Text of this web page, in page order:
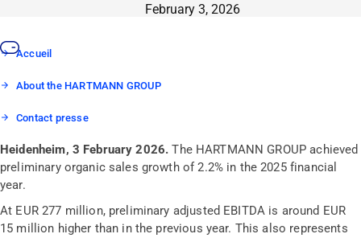
February 3, 2026
Accueil
About the HARTMANN GROUP
Contact presse
Heidenheim, 3 February 2026. The HARTMANN GROUP achieved
preliminary organic sales growth of 2.2% in the 2025 financial
year.
At EUR 277 million, preliminary adjusted EBITDA is around EUR
15 million higher than in the previous year. This also represents